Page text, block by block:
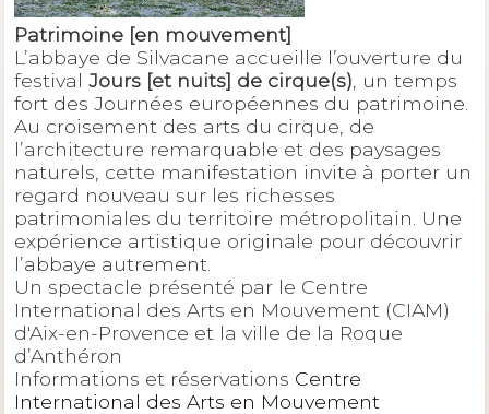
Patrimoine [en mouvement]
L’abbaye de Silvacane accueille l’ouverture du
festivalJours [et nuits] de cirque(s) , un temps
fort des Journées européennes du patrimoine.
Au croisement des arts du cirque, de
l’architecture remarquable et des paysages
naturels, cette manifestation invite à porter un
regard nouveau sur les richesses
patrimoniales du territoire métropolitain. Une
expérience artistique originale pour découvrir
l’abbaye autrement.
Un spectacle présenté par le Centre
International des Arts en Mouvement (CIAM)
d'Aix-en-Provence et la ville de la Roque
d’Anthéron
Informations et réservations Centre
International des Arts en Mouvement